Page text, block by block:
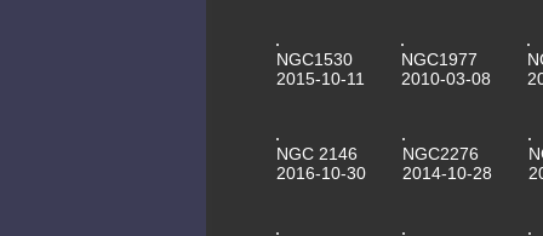
NGC1530
2015-10-11
NGC1977
2010-03-08
NGC 2146
2016-10-30
NGC2276
2014-10-28